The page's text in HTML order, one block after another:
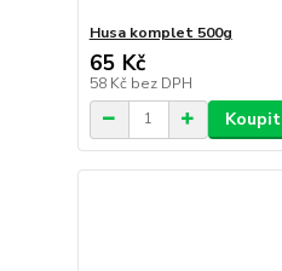
Husa komplet 500g
65 Kč
58 Kč bez DPH
Koupit